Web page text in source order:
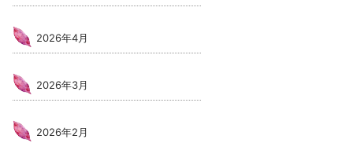
2026年4月
2026年3月
2026年2月